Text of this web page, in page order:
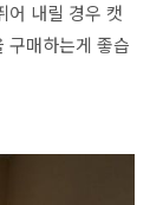
어 내릴 경우 캣
구매하는게 좋습